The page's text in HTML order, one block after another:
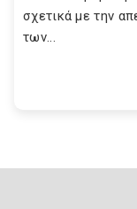
σχετικά με την
των...